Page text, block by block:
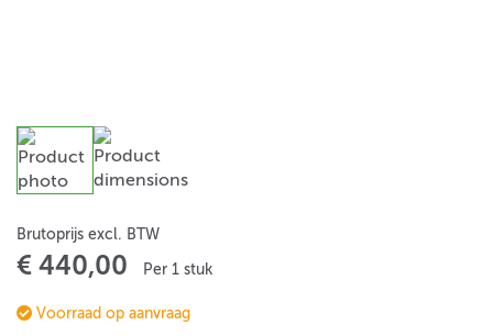
Brutoprijs excl. BTW
€ 440,00 Per 1 stuk
Voorraad op aanvraag